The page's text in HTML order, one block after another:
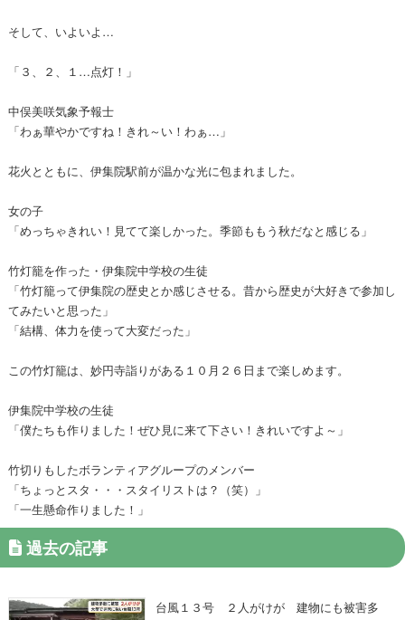
そして、いよいよ…
「３、２、１…点灯！」
中俣美咲気象予報士
「わぁ華やかですね！きれ～い！わぁ…」
花火とともに、伊集院駅前が温かな光に包まれました。
女の子
「めっちゃきれい！見てて楽しかった。季節ももう秋だなと感じる」
竹灯籠を作った・伊集院中学校の生徒
「竹灯籠って伊集院の歴史とか感じさせる。昔から歴史が大好きで参加し
てみたいと思った」
「結構、体力を使って大変だった」
この竹灯籠は、妙円寺詣りがある１０月２６日まで楽しめます。
伊集院中学校の生徒
「僕たちも作りました！ぜひ見に来て下さい！きれいですよ～」
竹切りもしたボランティアグループのメンバー
「ちょっとスタ・・・スタイリストは？（笑）」
「一生懸命作りました！」
過去の記事
台風１３号 ２人がけが 建物にも被害多